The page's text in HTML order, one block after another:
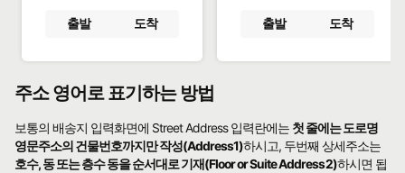
출발 도착 출발 도착
주소 영어로 표기하는 방법
보통의 배송지 입력화면에 Street Address 입력란에는 첫 줄에는 도로명
영문주소의 건물번호까지만 작성(Address1)하시고, 두번째 상세주소는
호수, 동 또는 층수 동을 순서대로 기재(Floor or Suite Address2)하시면 됩